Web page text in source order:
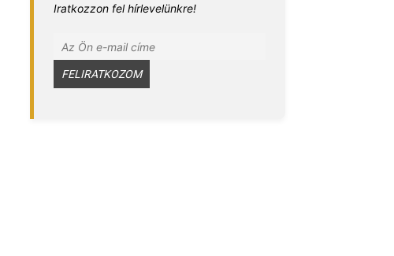
Iratkozzon fel hírlevelünkre!